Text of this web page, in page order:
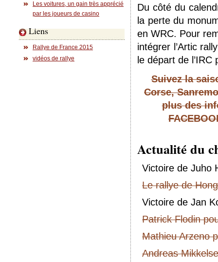
Les voitures, un gain très apprécié
par les joueurs de casino
Liens
Rallye de France 2015
vidéos de rallye
Du côté du
la perte du
en WRC. Pour
intégrer l’Artic
le départ de
Suivez la
Corse,
plus des
Actualité du
Victoire de Juho
Le rallye de
Victoire de Jan
Patrick Flodin
Mathieu Arzeno
Andreas